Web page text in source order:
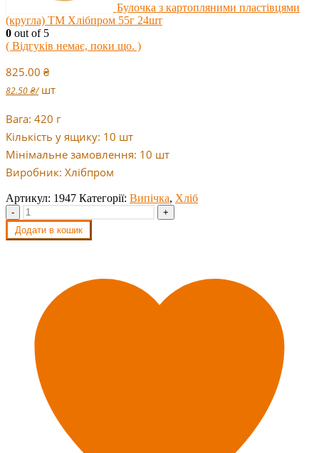
Булочка з картопляними пластівцями
(кругла) ТМ Хлібпром 55г 24шт
0 out of 5
( Відгуків немає, поки що. )
825.00 ₴
82.50₴/ шт
Вага: 420 г
Кількість у ящику: 10 шт
Мінімальне замовлення: 10 шт
Виробник: Хлібпром
Артикул: 1947 Категорії: Випічка, Хліб
-
+
Додати в кошик